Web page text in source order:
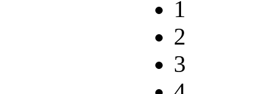
1
2
3